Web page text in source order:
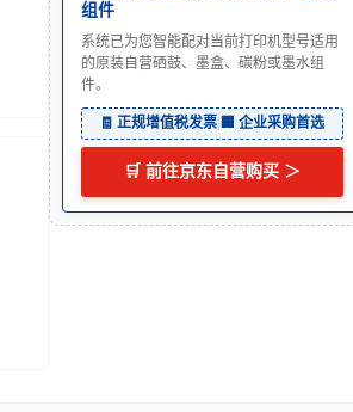
组件
系统已为您智能配对当前打印机型号适用
的原装自营硒鼓、墨盒、碳粉或墨水组
件。
🧾 正规增值税发票 🏢 企业采购首选
🛒 前往京东自营购买 ＞